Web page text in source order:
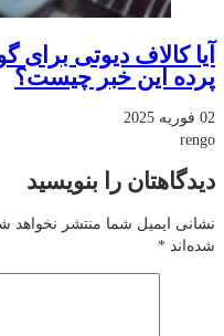
آیا کالاف دیوتی
پرده این خبر چیست؟
02 فوریه 2025
rengo
دیدگاهتان را بنویسید
نشانی ایمیل شما منتشر نخواهد
شده‌اند *